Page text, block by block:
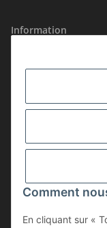
Comment
En cliquant sur «
Information
Informations légales
SÉCURITÉ
ADHÉSION